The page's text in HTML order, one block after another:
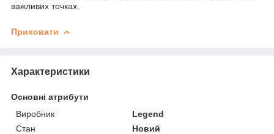
важливих точках.
Приховати
Характеристики
Основні атрибути
Виробник
Legend
Стан
Новий